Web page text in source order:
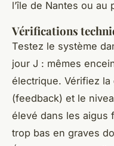
l’île de Nantes ou au
Vérifications
Testez le système
jour J : mêmes
électrique. Vérifiez la
(feedback) et le
élevé dans les aigus
trop bas en graves